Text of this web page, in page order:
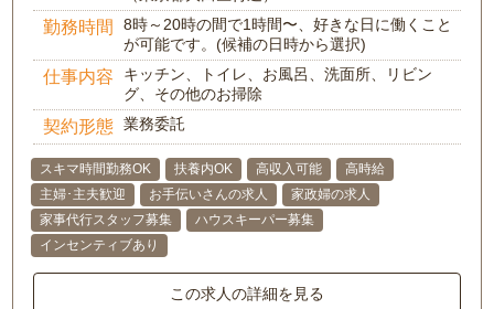
勤務時間
8時～20時の間で1時間〜、好きな日に働くこと
が可能です。(候補の日時から選択)
仕事内容
キッチン、トイレ、お風呂、洗面所、リビン
グ、その他のお掃除
契約形態 業務委託
スキマ時間勤務OK 扶養内OK 高収入可能
高時給
主婦･主夫歓迎
お手伝いさんの求人
家政婦の求人
家事代行スタッフ募集
ハウスキーパー募集
インセンティブあり
この求人の詳細を見る